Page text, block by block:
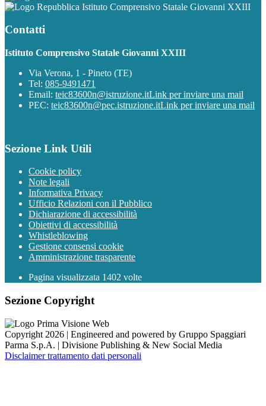
Istituto Comprensivo Statale Giovanni XXIII
Contatti
Istituto Comprensivo Statale Giovanni XXIII
Via Verona, 1 - Pineto (TE)
Tel: 085-9491471
Email: teic83600n@istruzione.itLink per inviare una mail
PEC: teic83600n@pec.istruzione.itLink per inviare una mail
Sezione Link Utili
Cookie policy
Note legali
Informativa Privacy
Ufficio Relazioni con il Pubblico
Dichiarazione di accessibilità
Obiettivi di accessibilità
Whistleblowing
Gestione consensi cookie
Amministrazione trasparente
Pagina visualizzata 1402 volte
Sezione Copyright
Copyright 2026 | Engineered and powered by Gruppo Spaggiari
Parma S.p.A. | Divisione Publishing & New Social Media
Disclaimer trattamento dati personali